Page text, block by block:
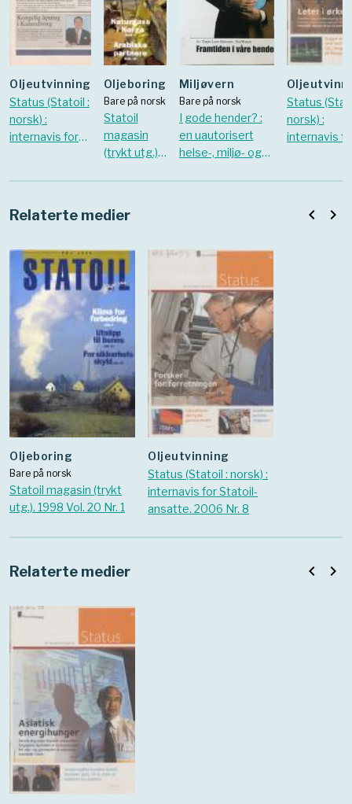
Oljeutvinning
Status (Statoil :
norsk) :
internavis for
Oljeboring
Bare på norsk
Statoil
magasin
(trykt utg.).
Miljøvern
Bare på norsk
I gode hender? :
en uautorisert
helse-, miljø- og
Status
norsk) :
internavis
Relaterte medier
Oljeboring
Bare på norsk
Statoil magasin (trykt
utg.). 1998 Vol. 20 Nr. 1
Oljeutvinning
Status (Statoil : norsk) :
internavis for Statoil-
ansatte. 2006 Nr. 8
navigate_before navigate_next
Relaterte medier navigate_before navigate_next